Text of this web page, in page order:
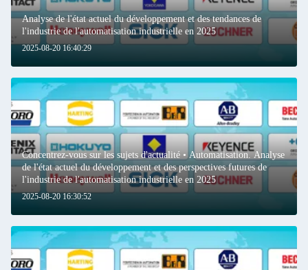
2025-08-20 16:40:29
Analyse de l'état actuel du développement et des tendances de
l'industrie de l'automatisation industrielle en 2025
2025-08-20 16:30:52
Concentrez-vous sur les sujets d'actualité • Automatisation. Analyse
de l'état actuel du développement et des perspectives futures de
l'industrie de l'automatisation industrielle en 2025